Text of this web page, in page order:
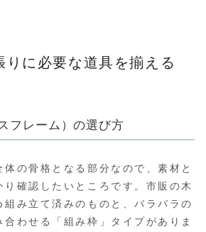
りに必要な道具を揃える
フレーム）の選び方
の骨格となる部分なので、素材と
確認したいところです。市販の木
組み立て済みのものと、バラバラの
合わせる「組み枠」タイプがありま